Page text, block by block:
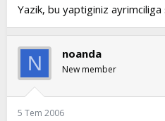
Yazik, bu yaptiginiz
N noanda
New member
5 Tem 2006